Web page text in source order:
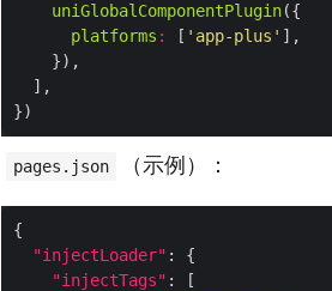
uniGlobalComponentPlugin
platforms : [ 'app-plus'
pages.json （示例）：
"injectLoader"
"injectTags"